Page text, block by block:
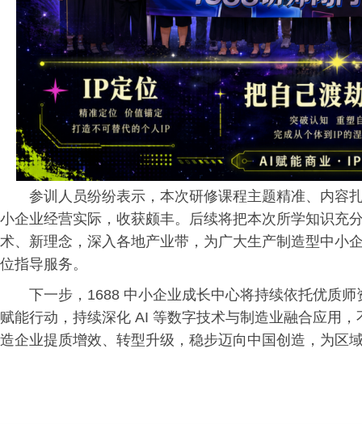
参训人员纷纷表示，本次研修课程主题精准、内容
小企业经营实际，收获颇丰。后续将把本次所学知识充
术、新理念，深入各地产业带，为广大生产制造型中小
位指导服务。
下一步，1688 中小企业成长中心将持续依托优质
赋能行动，持续深化 AI 等数字技术与制造业融合应用
造企业提质增效、转型升级，稳步迈向中国创造，为区